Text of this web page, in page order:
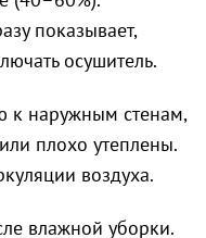
показывает,
осушитель.
к наружным стенам,
плохо утеплены.
воздуха.
влажной уборки.